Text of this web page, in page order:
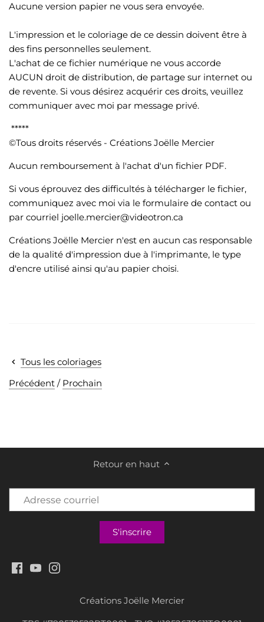
Aucune version papier ne vous sera envoyée.
L'impression et le coloriage de ce dessin doivent être à
des fins personnelles seulement.
L'achat de ce fichier numérique ne vous accorde
AUCUN droit de distribution, de partage sur internet ou
de revente. Si vous désirez acquérir ces droits, veuillez
communiquer avec moi par message privé.
*****
©Tous droits réservés - Créations Joëlle Mercier
Aucun remboursement à l'achat d'un fichier PDF.
Si vous éprouvez des difficultés à télécharger le fichier,
communiquez avec moi via le formulaire de contact ou
par courriel joelle.mercier@videotron.ca
Créations Joëlle Mercier n'est en aucun cas responsable
de la qualité d'impression due à l'imprimante, le type
d'encre utilisé ainsi qu'au papier choisi.
Tous les coloriages
Précédent / Prochain
Retour en haut
Créations Joëlle Mercier